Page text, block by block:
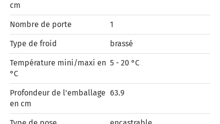
cm
Nombre de porte 1
Type de froid brassé
Température mini/maxi en
°C
5 - 20 °C
Profondeur de l'emballage
en cm
63.9